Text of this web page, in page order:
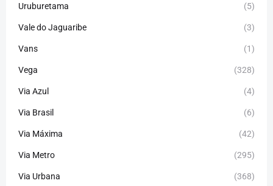
Uruburetama (5)
Vale do Jaguaribe (3)
Vans (1)
Vega (328)
Via Azul (4)
Via Brasil (6)
Via Máxima (42)
Via Metro (295)
Via Urbana (368)